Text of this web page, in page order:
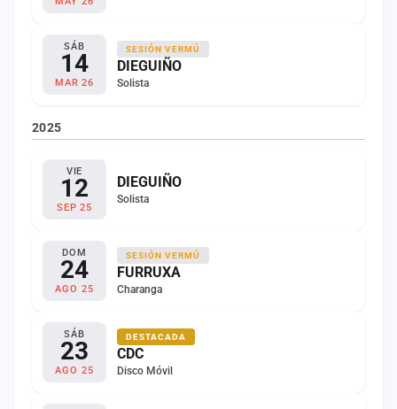
SÁB
14
MAR 26
SESIÓN VERMÚ
DIEGUIÑO
Solista
2025
VIE
12
SEP 25
DIEGUIÑO
Solista
DOM
24
AGO 25
SESIÓN VERMÚ
FURRUXA
Charanga
SÁB
23
AGO 25
DESTACADA
CDC
Disco Móvil